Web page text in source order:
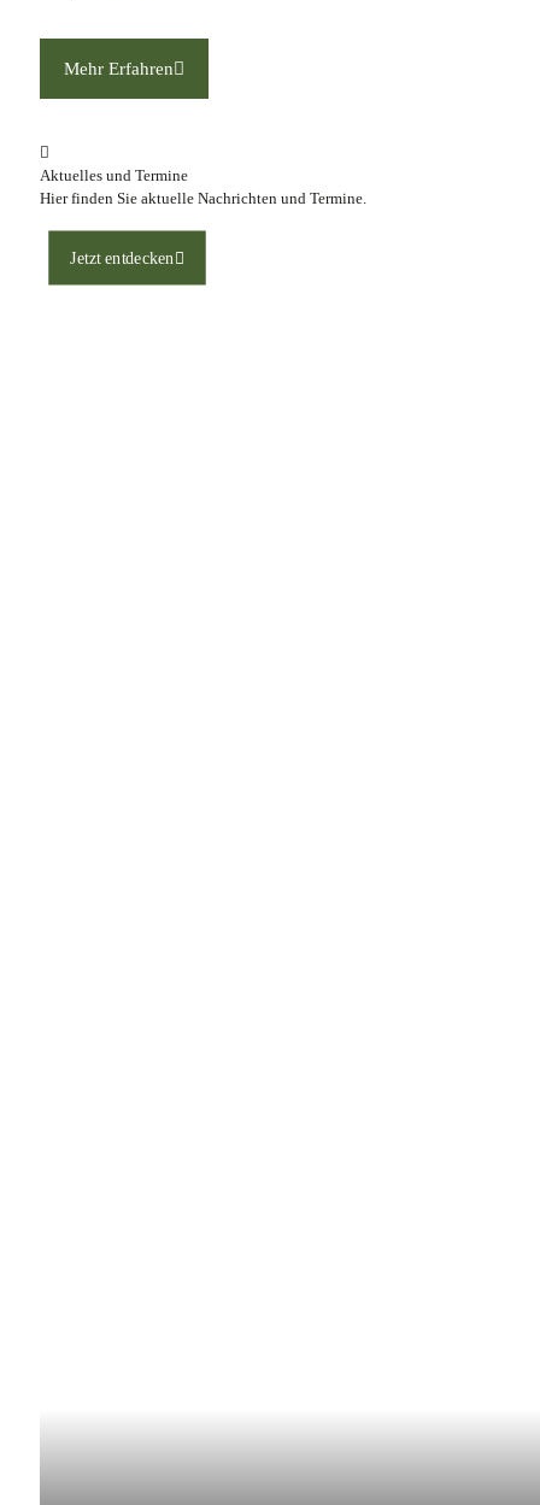
Mehr Erfahren
Aktuelles und Termine
Hier finden Sie aktuelle Nachrichten und Termine.
Jetzt entdecken